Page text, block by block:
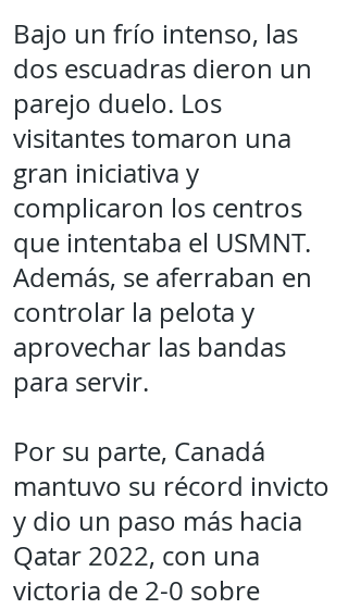
Bajo un frío intenso, las
dos escuadras dieron un
parejo duelo. Los
visitantes tomaron una
gran iniciativa y
complicaron los centros
que intentaba el USMNT.
Además, se aferraban en
controlar la pelota y
aprovechar las bandas
para servir.
Por su parte, Canadá
mantuvo su récord invicto
y dio un paso más hacia
Qatar 2022, con una
victoria de 2-0 sobre